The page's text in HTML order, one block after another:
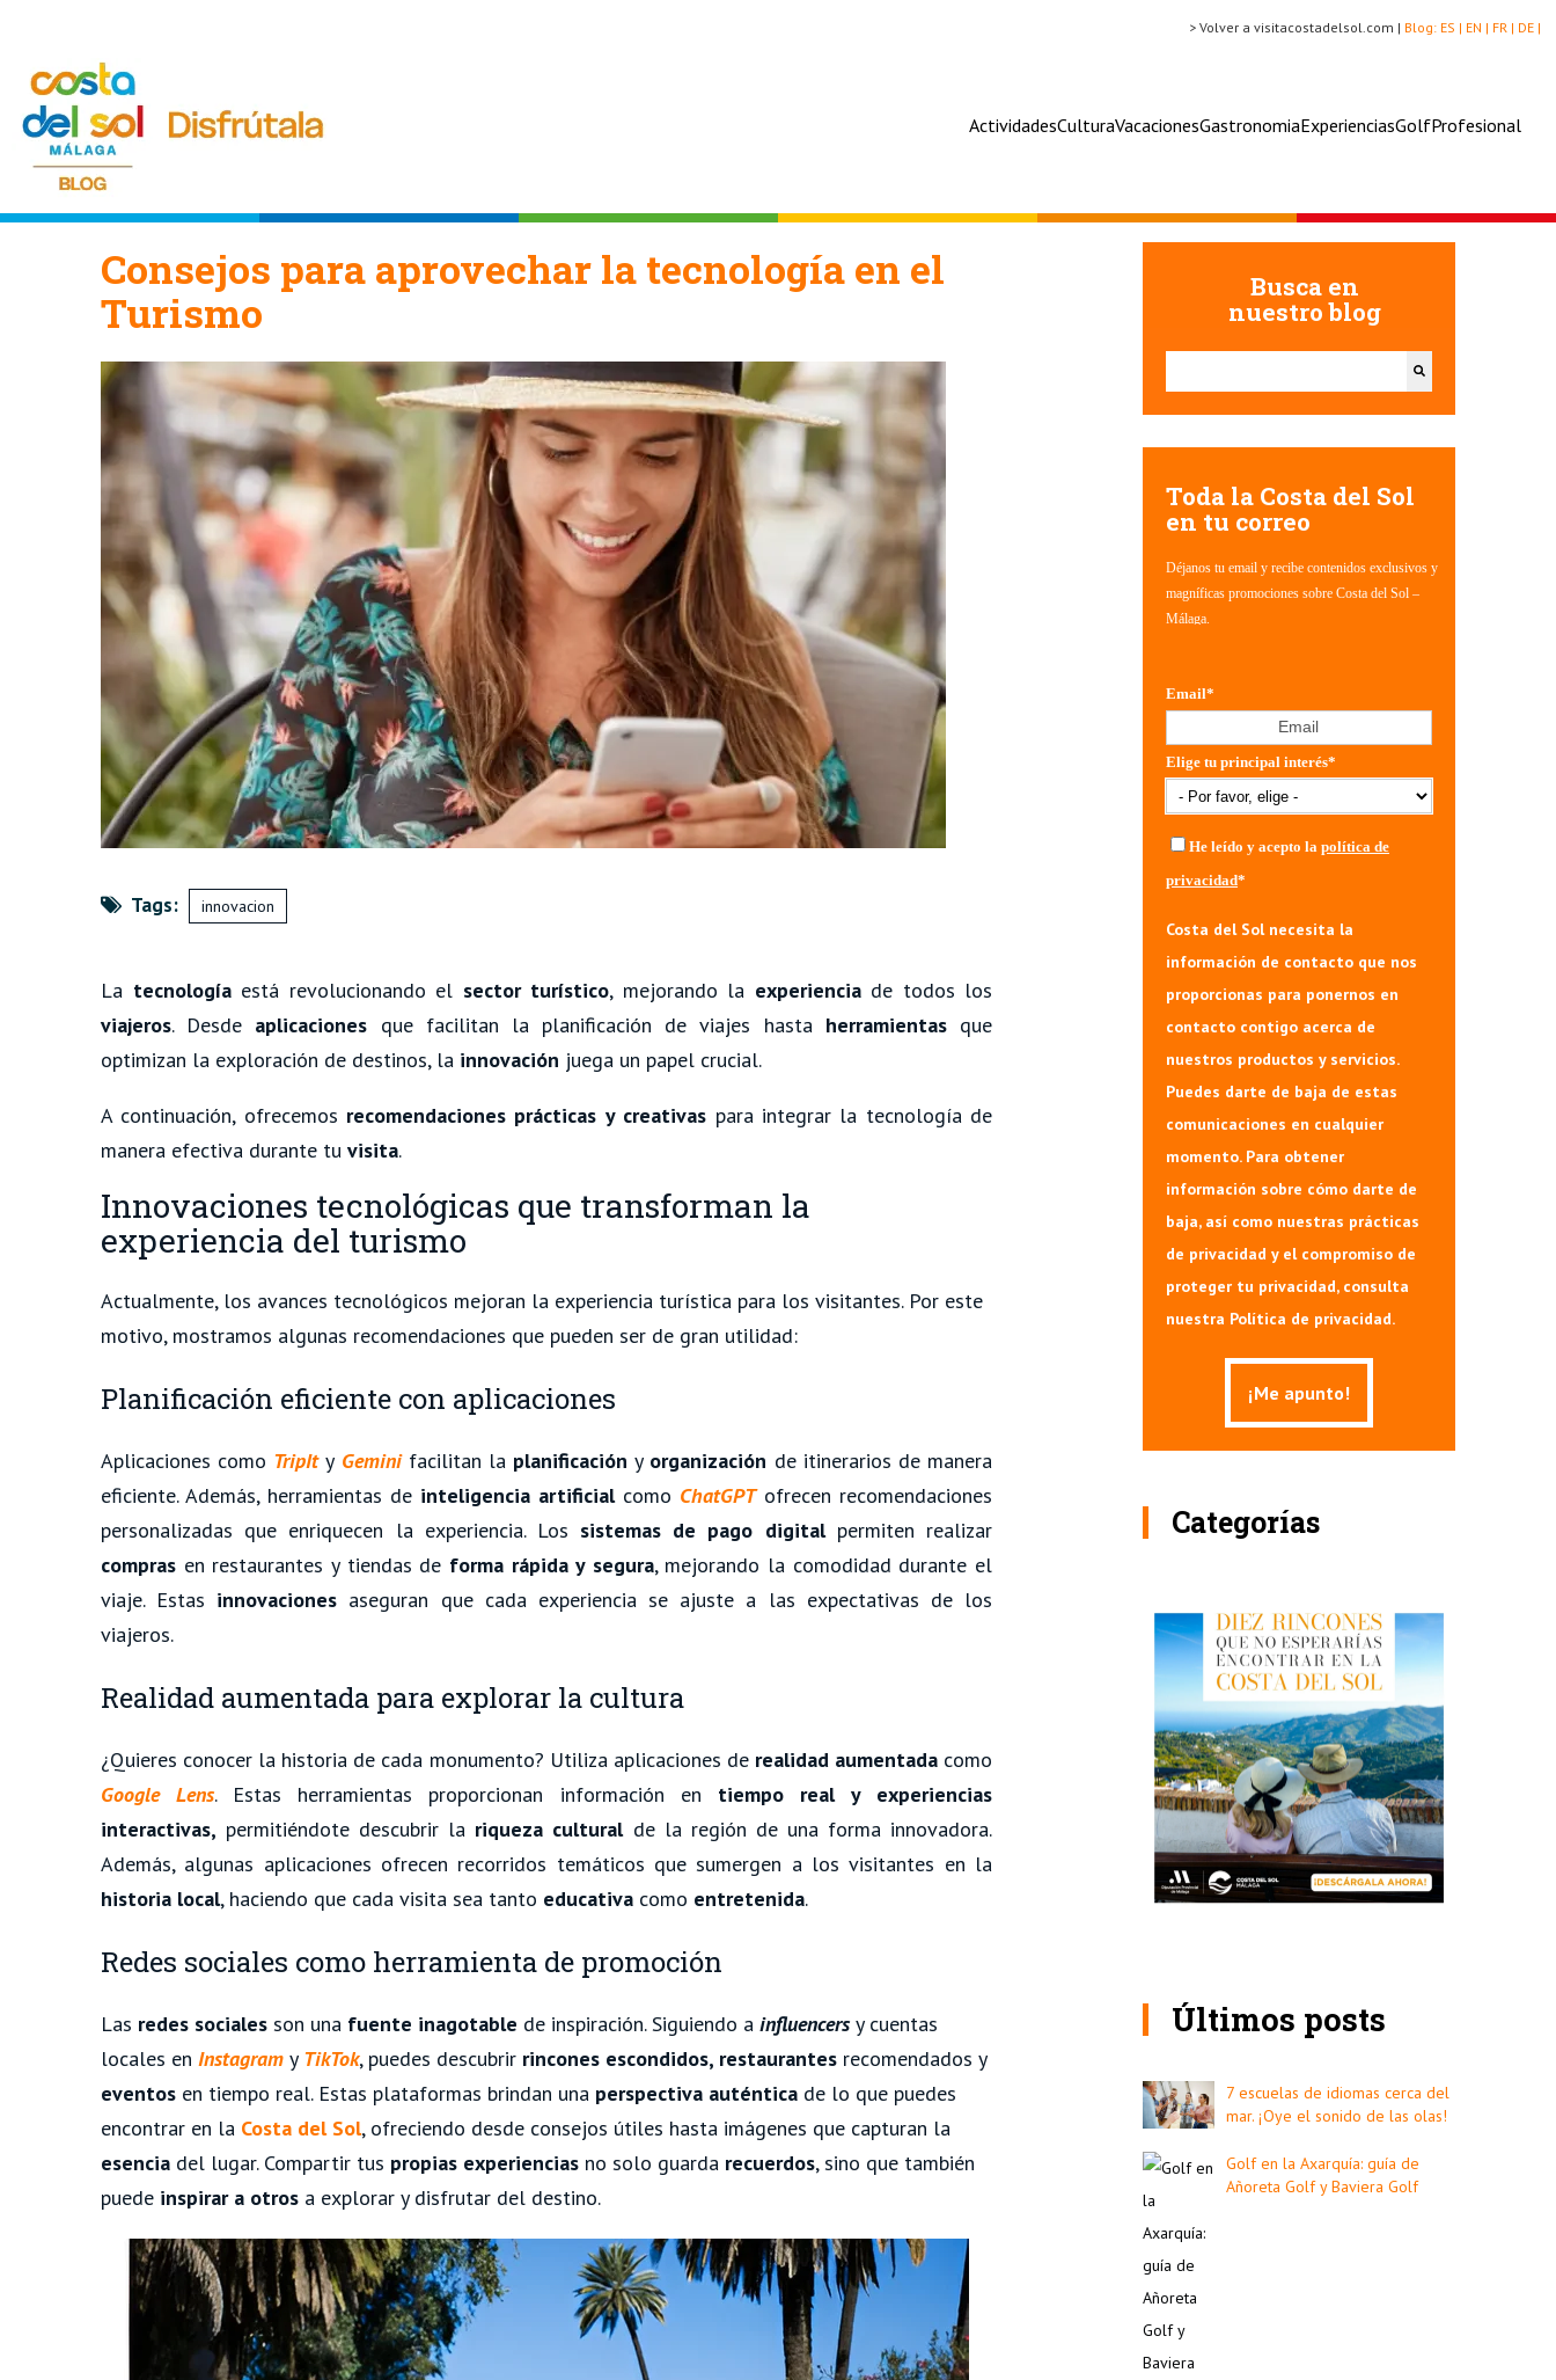
DE |
FR |
EN |
ES |
Blog:
> Volver a visitacostadelsol.com |
ActividadesCulturaVacacionesGastronomiaExperienciasGolfProfesional
Consejos para aprovechar la tecnología en el
Turismo
Tags: innovacion
La tecnologíaestá revolucionando el sector turístico, mejorando la experienciade todos los
viajeros. Desde aplicaciones que facilitan la planificación de viajes hasta herramientasque
optimizan la exploración de destinos, la innovación juega un papel crucial.
A continuación, ofrecemos recomendaciones prácticas y creativas para integrar la tecnología de
manera efectiva durante tu visita.
Innovaciones tecnológicas que transforman la
experiencia del turismo
Actualmente, los avances tecnológicos mejoran la experiencia turística para los visitantes. Por este
motivo, mostramos algunas recomendaciones que pueden ser de gran utilidad:
Planificación eficiente con aplicaciones
Aplicaciones como TripIty Geminifacilitan la planificación y organización de itinerarios de manera
eficiente. Además, herramientas de inteligencia artificialcomo ChatGPTofrecen recomendaciones
personalizadas que enriquecen la experiencia. Los sistemas de pago digitalpermiten realizar
compras en restaurantes y tiendas de forma rápida y segura, mejorando la comodidad durante el
viaje. Estas innovaciones aseguran que cada experiencia se ajuste a las expectativas de los
viajeros.
Realidad aumentada para explorar la cultura
¿Quieres conocer la historia de cada monumento? Utiliza aplicaciones de realidad aumentadacomo
Google Lens. Estas herramientas proporcionan información en tiempo real y experiencias
interactivas, permitiéndote descubrir la riqueza culturalde la región de una forma innovadora.
Además, algunas aplicaciones ofrecen recorridos temáticos que sumergen a los visitantes en la
historia local, haciendo que cada visita sea tanto educativa como entretenida.
Redes sociales como herramienta de promoción
Las redes sociales son una fuente inagotable de inspiración. Siguiendo a influencers y cuentas
locales en Instagram y TikTok, puedes descubrir rincones escondidos, restaurantes recomendados y
eventos en tiempo real. Estas plataformas brindan una perspectiva auténtica de lo que puedes
encontrar en la Costa del Sol, ofreciendo desde consejos útiles hasta imágenes que capturan la
esencia del lugar. Compartir tus propias experiencias no solo guarda recuerdos, sino que también
puede inspirar a otros a explorar y disfrutar del destino.
Busca en
nuestro blog
Esto es un campo de búsqueda con una función de
Toda la Costa del Sol
en tu correo
Déjanos tu email y recibe contenidos exclusivos y
magníficas promociones sobre Costa del Sol –
Málaga.
Email*
Elige tu principal interés*
He leído y acepto la política de
privacidad*
Costa del Sol necesita la
información de contacto que nos
proporcionas para ponernos en
contacto contigo acerca de
nuestros productos y servicios.
Puedes darte de baja de estas
comunicaciones en cualquier
momento. Para obtener
información sobre cómo darte de
baja, así como nuestras prácticas
de privacidad y el compromiso de
proteger tu privacidad, consulta
nuestra Política de privacidad.
Categorías
Últimos posts
7 escuelas de idiomas cerca del
mar. ¡Oye el sonido de las olas!
Golf en la Axarquía: guía de
Añoreta Golf y Baviera Golf